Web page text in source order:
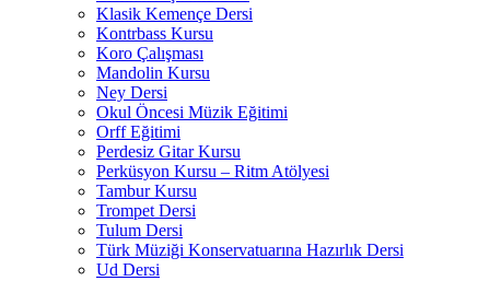
Klasik Kemençe Dersi
Kontrbass Kursu
Koro Çalışması
Mandolin Kursu
Ney Dersi
Okul Öncesi Müzik Eğitimi
Orff Eğitimi
Perdesiz Gitar Kursu
Perküsyon Kursu – Ritm Atölyesi
Tambur Kursu
Trompet Dersi
Tulum Dersi
Türk Müziği Konservatuarına Hazırlık Dersi
Ud Dersi